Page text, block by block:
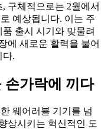
구체적으로는 2월에서
예상됩니다. 이는 주
출시 시기와 맞물려
에 새로운 활력을 불어
다.
손가락에 끼다
웨어러블 기기를 넘
상시키는 혁신적인 도